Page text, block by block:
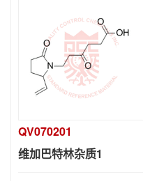
QV070201
维加巴特林杂质1